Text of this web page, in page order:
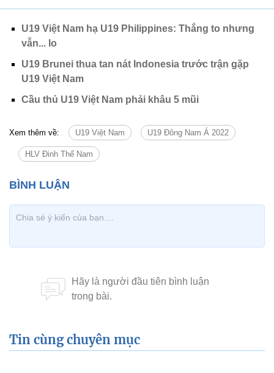
U19 Việt Nam hạ U19 Philippines: Thắng to nhưng
vẫn... lo
U19 Brunei thua tan nát Indonesia trước trận gặp
U19 Việt Nam
Cầu thủ U19 Việt Nam phải khâu 5 mũi
Xem thêm về: U19 Việt Nam U19 Đông Nam Á 2022
HLV Đinh Thế Nam
Tin cùng chuyên mục